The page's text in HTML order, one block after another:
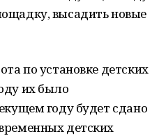
высадить новые
по установке детских
их было
году будет сдано
детских